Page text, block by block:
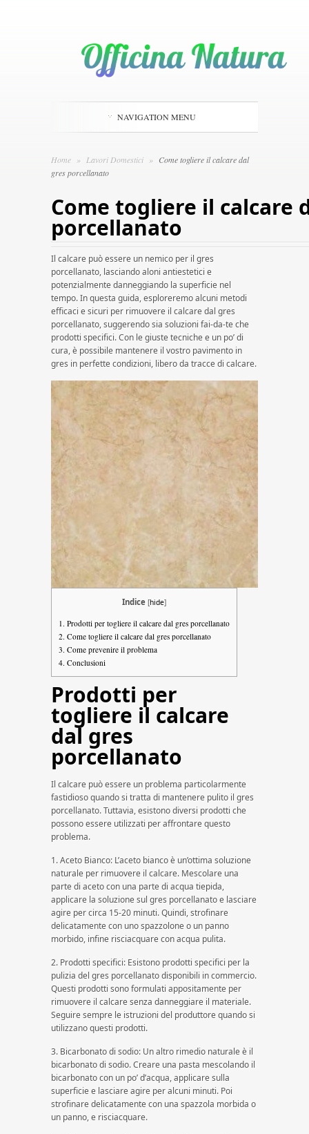
NAVIGATION MENU
Home » Lavori Domestici » Come togliere il calcare dal
gres porcellanato
Come togliere il calcare
porcellanato
Il calcare può essere un nemico per il gres
porcellanato, lasciando aloni antiestetici e
potenzialmente danneggiando la superficie nel
tempo. In questa guida, esploreremo alcuni metodi
efficaci e sicuri per rimuovere il calcare dal gres
porcellanato, suggerendo sia soluzioni fai-da-te che
prodotti specifici. Con le giuste tecniche e un po’ di
cura, è possibile mantenere il vostro pavimento in
gres in perfette condizioni, libero da tracce di calcare.
Indice [hide]
1. Prodotti per togliere il calcare dal gres porcellanato
2. Come togliere il calcare dal gres porcellanato
3. Come prevenire il problema
4. Conclusioni
Prodotti per
togliere il calcare
dal gres
porcellanato
Il calcare può essere un problema particolarmente
fastidioso quando si tratta di mantenere pulito il gres
porcellanato. Tuttavia, esistono diversi prodotti che
possono essere utilizzati per affrontare questo
problema.
1. Aceto Bianco: L’aceto bianco è un’ottima soluzione
naturale per rimuovere il calcare. Mescolare una
parte di aceto con una parte di acqua tiepida,
applicare la soluzione sul gres porcellanato e lasciare
agire per circa 15-20 minuti. Quindi, strofinare
delicatamente con uno spazzolone o un panno
morbido, infine risciacquare con acqua pulita.
2. Prodotti specifici: Esistono prodotti specifici per la
pulizia del gres porcellanato disponibili in commercio.
Questi prodotti sono formulati appositamente per
rimuovere il calcare senza danneggiare il materiale.
Seguire sempre le istruzioni del produttore quando si
utilizzano questi prodotti.
3. Bicarbonato di sodio: Un altro rimedio naturale è il
bicarbonato di sodio. Creare una pasta mescolando il
bicarbonato con un po’ d’acqua, applicare sulla
superficie e lasciare agire per alcuni minuti. Poi
strofinare delicatamente con una spazzola morbida o
un panno, e risciacquare.